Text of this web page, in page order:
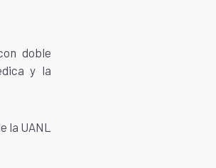
doble
y la
la UANL